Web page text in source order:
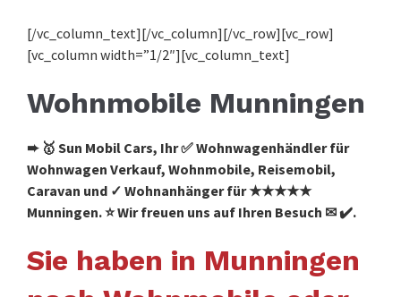
[/vc_column_text][/vc_column][/vc_row][vc_row]
[vc_column width=”1/2″][vc_column_text]
Wohnmobile Munningen
➨ 🥇 Sun Mobil Cars, Ihr ✅ Wohnwagenhändler für
Wohnwagen Verkauf, Wohnmobile, Reisemobil,
Caravan und ✓ Wohnanhänger für ★★★★★
Munningen. ⭐ Wir freuen uns auf Ihren Besuch ✉ ✔️.
Sie haben in Munningen